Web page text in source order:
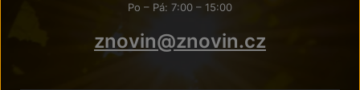
Po – Pá: 7:00 – 15:00
znovin@znovin.cz